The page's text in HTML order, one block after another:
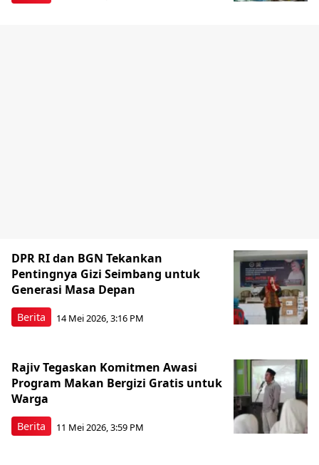
Berita
DPR RI dan BGN Tekankan
Pentingnya Gizi Seimbang untuk
Generasi Masa Depan
14 Mei 2026, 3:16 PM
Berita
Rajiv Tegaskan Komitmen Awasi
Program Makan Bergizi Gratis untuk
Warga
11 Mei 2026, 3:59 PM